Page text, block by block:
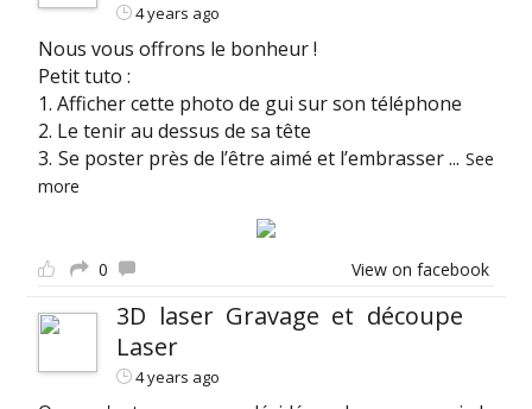
4 years ago
Nous vous offrons le bonheur !
Petit tuto :
1. Afficher cette photo de gui sur son téléphone
2. Le tenir au dessus de sa tête
3. Se poster près de l’être aimé et l’embrasser... See
more
0 View on facebook
3D laser Gravage et découpe
Laser
4 years ago